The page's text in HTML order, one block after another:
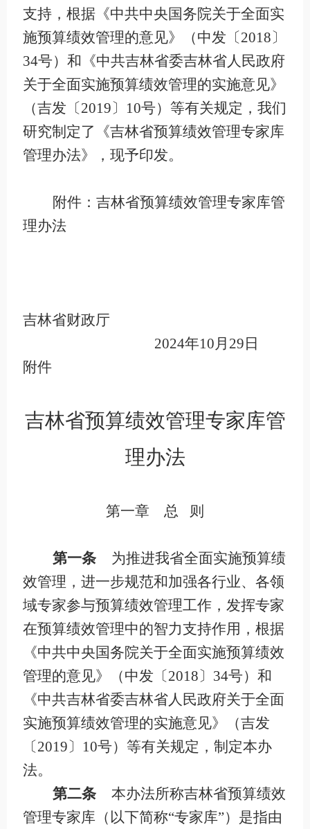
支持，根据《中共中央国务院关于全面实
施预算绩效管理的意见》（中发〔2018〕
34号）和《中共吉林省委吉林省人民政府
关于全面实施预算绩效管理的实施意见》
（吉发〔2019〕 10号）等有关规定，我们
研究制定了《吉林省预算绩效管理专家库
管理办法》，现予印发。
附件：吉林省预算绩效管理专家库管
理办法
吉林省财政厅
2024年10月 29日
附件
吉林省预算绩效管理专家库管
理办法
第一章 总 则
第一条
为推进我省全面实施预算绩
效管理，进一步规范和加强各行业、各领
域专家参与预算绩效管理工作，发挥专家
在预算绩效管理中的智力支持作用，根据
《中共中央国务院关于全面实施预算绩效
管理的意见》（中发〔2018〕 34号）和
《中共吉林省委吉林省人民政府关于全面
实施预算绩效管理的实施意见》（吉发
〔2019〕 10号）等有关规定，制定本办
法。
第二条
本办法所称吉林省预算绩效
管理专家库（以下简称“专家库”）是指由